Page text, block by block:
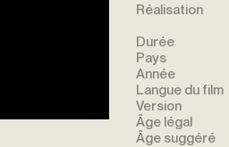
Réalisation
Durée
Pays
Année
Langue du film
Version
Âge légal
Âge suggéré